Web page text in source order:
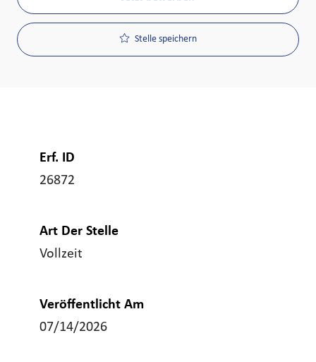
Stelle speichern
Erf. ID
26872
Art Der Stelle
Vollzeit
Veröffentlicht Am
07/14/2026